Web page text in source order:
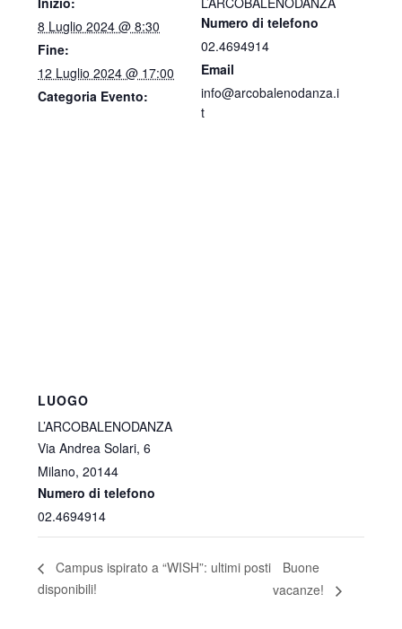
8 Luglio 2024 @ 8:30
Fine:
12 Luglio 2024 @ 17:00
Categoria Evento:
Numero di telefono
02.4694914
Email
info@arcobalenodanza.i
t
LUOGO
L’ARCOBALENODANZA
Via Andrea Solari, 6
Milano, 20144
Numero di telefono
02.4694914
Campus ispirato a “WISH”: ultimi posti
disponibili!
Buone
vacanze!